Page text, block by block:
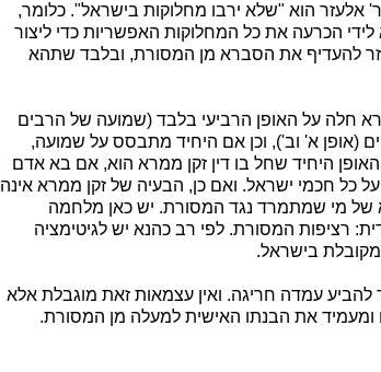
הוא "שלא ירבו מחלוקות בישראל". כלומר,
הכרעה את כל המחלוקות האפשריות כדי ליצור
להעדיף את הסברא מן המסורת, ובלבד שתהא
חלה על האופן הרביעי בלבד (שמועה של הרבים
(אופן א' וב'), וכן אם היחיד מתבסס על שמועה,
היחיד שחל בו דין זקן ממרא הוא, אם בא אדם
כל חכמי ישראל. ואם כן, הבעיה של זקן ממרא אינה
מי שמתמרד נגד המסורת. יש כאן מלחמה
רציפות המסורת. לפי רב כהנא יש לגיטימציה
בישראל.
עמדה חריגה. ואין עצמאות זאת מוגבלת אלא
ומעמיד את הבנתו האישית למעלה מן המסורת.